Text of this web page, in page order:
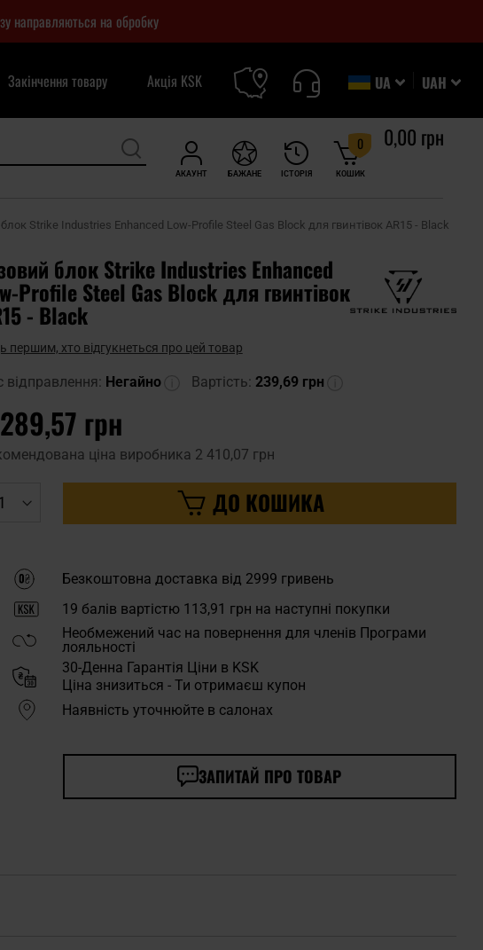
направляються на обробку
UAH
UA
Закінчення товару Акція KSK
АКАУНТ ІСТОРІЯ
БАЖАНЕ КОШИК
0 0,00 грн
Strike Industries Enhanced Low-Profile Steel Gas Block для гвинтівок AR15 - Black
блок Strike Industries Enhanced
Profile Steel Gas Block для гвинтівок
- Black
першим, хто відгукнеться про цей товар
відправлення: Негайно Вартість: 239,69 грн
грн
ціна виробника 2 410,07 грн
ДО КОШИКА
Безкоштовна доставка від 2999 гривень
19 балів вартістю 113,91 грн на наступні покупки
Необмежений час на повернення для членів Програми
лояльності
30-Денна Гарантія Ціни в KSK
Ціна знизиться - Ти отримаєш купон
Наявність уточнюйте в салонах
ЗАПИТАЙ ПРО ТОВАР